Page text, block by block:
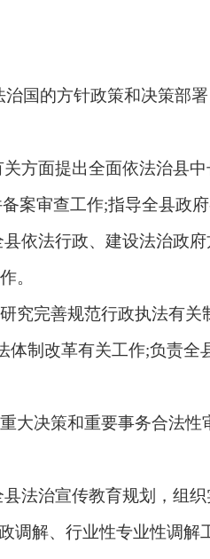
国的方针政策和决策部
面提出全面依法治县中
审查工作;指导全县政府
法行政、建设法治政府
。
完善规范行政执法有关
制改革有关工作;负责
决策和重要事务合法性
治宣传教育规划，组织
解、行业性专业性调解